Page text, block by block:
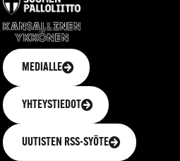
MEDIALLE
YHTEYSTIEDOT
UUTISTEN RSS-SYÖTE